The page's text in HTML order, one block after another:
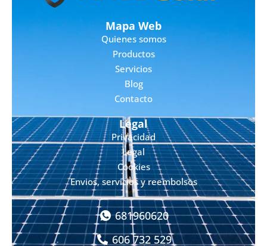
Mapa Web
Quienes somos
Productos
Servicios
Blog
Contacto
Legal
Privacidad
Legal
Cookies
Envios, servicios y reembolsos
681960620
606 732 529